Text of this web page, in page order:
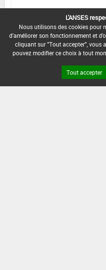
DATE DE FIN DE
-
DATE DE FIN D'UTILISATION :
-
L'ANSES
Nous utilisons des cookies pour
d'améliorer son fonctionnement et
cliquant sur "Tout accepter", vous
pouvez modifier ce choix à tout
Tout accepter